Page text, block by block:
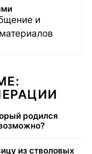
и
родился
из стволовых